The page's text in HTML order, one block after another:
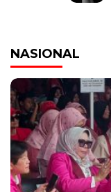
NASIONAL